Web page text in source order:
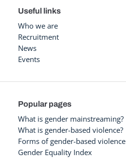
Useful links
Who we are
Recruitment
News
Events
Popular pages
What is gender mainstreaming?
What is gender-based violence?
Forms of gender-based violence
Gender Equality Index